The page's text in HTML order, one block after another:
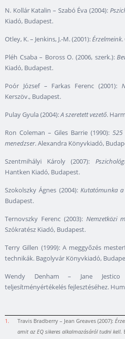
N. Kollár Katalin – Szabó Éva (2004):
Kiadó, Budapest.
Otley, K. – Jenkins, J.-M. (2001):Érzelmeink.
Pléh Csaba – Boross O. (2006, szerk.):
Kiadó, Budapest.
Poór József – Farkas Ferenc (2001):
Kerszöv., Budapest.
Pulay Gyula (2004):A szeretett vezető.
Ron Coleman – Giles Barrie (1990):
menedzser. Alexandra Könyvkiadó,
Szentmihályi Károly (2007):
Hantken Kiadó, Budapest.
Szokolszky Ágnes (2004): Kutatómunka
Budapest.
Ternovszky Ferenc (2003): Nemzetközi
Szókratész Kiadó, Budapest.
Terry Gillen (1999): A meggyőzés
technikák. Bagolyvár Könyvkiadó,
Wendy Denham – Jane
teljesítményértékelés fejlesztéséhez.
1. Travis Bradberry – Jean Greaves (2007):
amit az EQ sikeres alkalmazásáról tudni kell.